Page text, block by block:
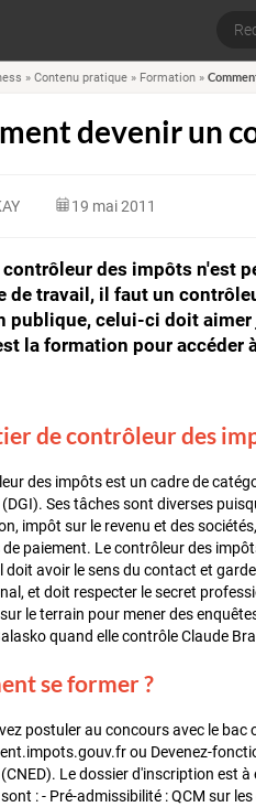
» Contenu pratique» Formation»
devenir un
19 mai 2011
contrôleur des impôts n'est
de travail, il faut un
publique, celui-ci doit
la formation pour accéder
de contrôleur des
des impôts est un cadre de
(DGI). Ses tâches sont diverses
impôt sur le revenu et des
paiement. Le contrôleur des
doit avoir le sens du contact et
et doit respecter le secret
le terrain pour mener des
quand elle contrôle Claude
se former ?
postuler au concours avec le
ou Devenez-
Le dossier d'inscription est
: - Pré-admissibilité : QCM sur